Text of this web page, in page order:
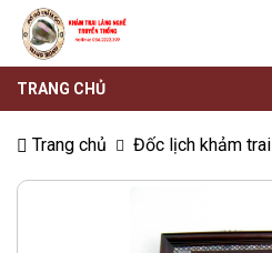
TRANG CHỦ
Trang chủ Đốc lịch khảm trai